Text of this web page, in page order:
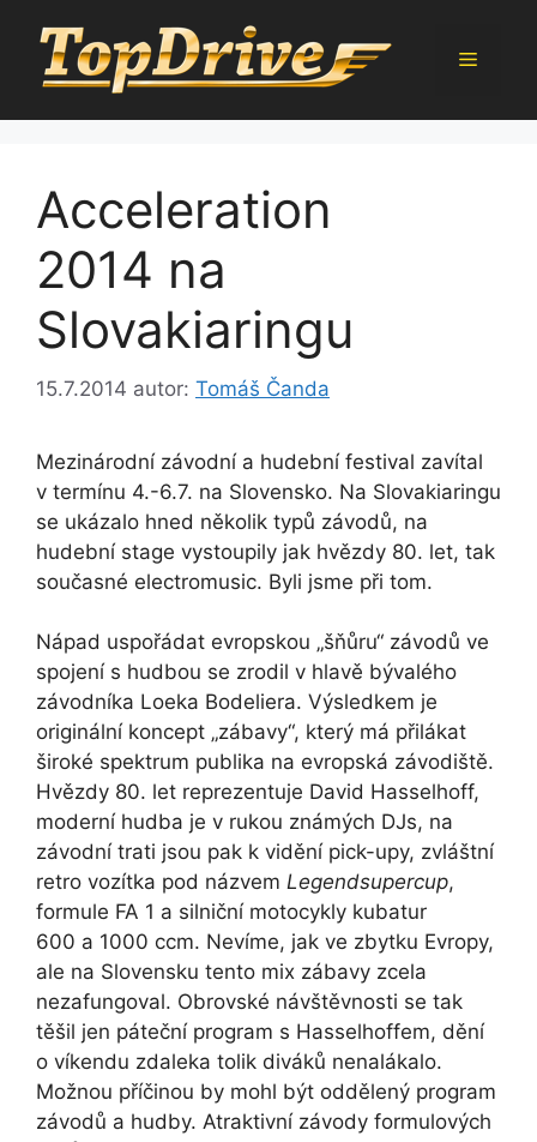
obsah
Menu
Acceleration
2014 na
Slovakiaringu
15.7.2014 autor: Tomáš Čanda
Mezinárodní závodní a hudební festival zavítal
v termínu 4.-6.7. na Slovensko. Na Slovakiaringu
se ukázalo hned několik typů závodů, na
hudební stage vystoupily jak hvězdy 80. let, tak
současné electromusic. Byli jsme při tom.
Nápad uspořádat evropskou „šňůru“ závodů ve
spojení s hudbou se zrodil v hlavě bývalého
závodníka Loeka Bodeliera. Výsledkem je
originální koncept „zábavy“, který má přilákat
široké spektrum publika na evropská závodiště.
Hvězdy 80. let reprezentuje David Hasselhoff,
moderní hudba je v rukou známých DJs, na
závodní trati jsou pak k vidění pick-upy, zvláštní
retro vozítka pod názvem Legendsupercup,
formule FA 1 a silniční motocykly kubatur
600 a 1000 ccm. Nevíme, jak ve zbytku Evropy,
ale na Slovensku tento mix zábavy zcela
nezafungoval. Obrovské návštěvnosti se tak
těšil jen páteční program s Hasselhoffem, dění
o víkendu zdaleka tolik diváků nenalákalo.
Možnou příčinou by mohl být oddělený program
závodů a hudby. Atraktivní závody formulových